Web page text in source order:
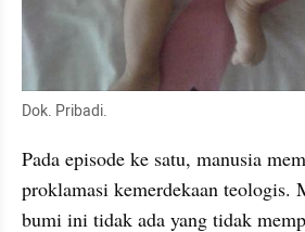
Dok. Pribadi.
Pada episode ke satu, manusia
proklamasi kemerdekaan teologis.
bumi ini tidak ada yang tidak